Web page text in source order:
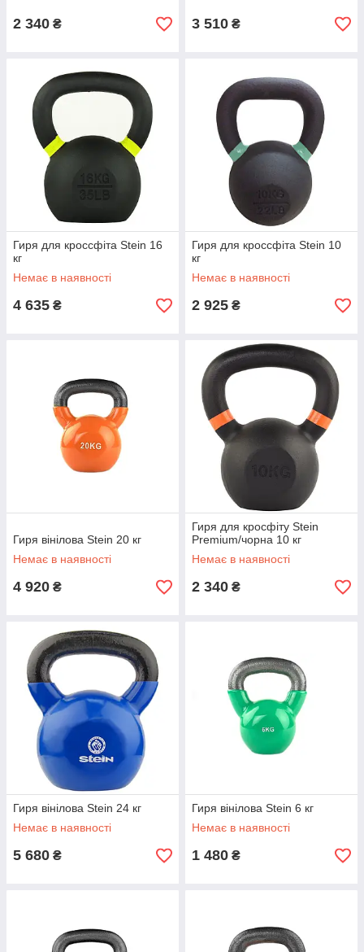
2 340 ₴ 3 510 ₴
Гиря для кроссфіта Stein 16
кг
Немає в наявності
4 635 ₴
Гиря для кроссфіта Stein 10
кг
Немає в наявності
2 925 ₴
Гиря вінілова Stein 20 кг
Немає в наявності
4 920 ₴
Гиря для кросфіту Stein
Premium/чорна 10 кг
Немає в наявності
2 340 ₴
Гиря вінілова Stein 24 кг
Немає в наявності
5 680 ₴
Гиря вінілова Stein 6 кг
Немає в наявності
1 480 ₴